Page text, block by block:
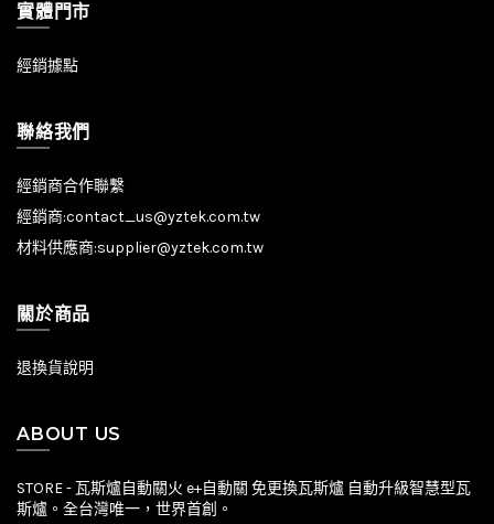
實體門市
經銷據點
聯絡我們
經銷商合作聯繫
經銷商:contact_us@yztek.com.tw
材料供應商:supplier@yztek.com.tw
關於商品
退換貨說明
ABOUT US
STORE - 瓦斯爐自動關火 e+自動關 免更換瓦斯爐 自動升級智慧型瓦
斯爐。全台灣唯一，世界首創。